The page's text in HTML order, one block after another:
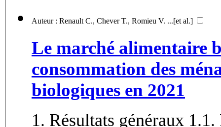
Auteur : Renault C., Chever T., Romieu V. ...[et al.]
Le marché alimentaire
consommation des
biologiques en 2021
1. Résultats généraux